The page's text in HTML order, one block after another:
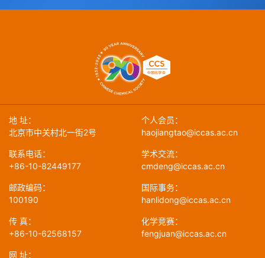
地 址：
北京市中关村北一街2号
联系电话：
+86-10-82449177
邮政编码：
100190
传 真：
+86-10-62568157
网 址：
个人会员：
haojiangtao@iccas.ac.cn
学术交流：
cmdeng@iccas.ac.cn
国际事务：
hanlidong@iccas.ac.cn
化学竞赛：
fengjuan@iccas.ac.cn